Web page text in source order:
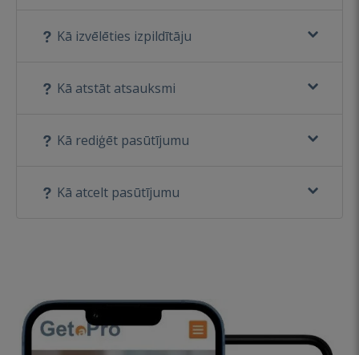
Kā izvēlēties izpildītāju
Kā atstāt atsauksmi
Kā rediģēt pasūtījumu
Kā atcelt pasūtījumu